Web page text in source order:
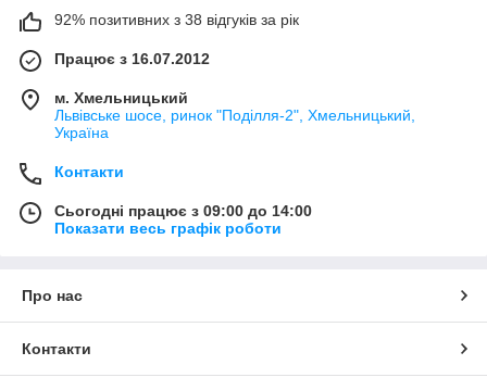
92% позитивних з 38 відгуків за рік
Працює з 16.07.2012
м. Хмельницький
Львівське шосе, ринок "Поділля-2", Хмельницький,
Україна
Контакти
Сьогодні працює з 09:00 до 14:00
Показати весь графік роботи
Про нас
Контакти